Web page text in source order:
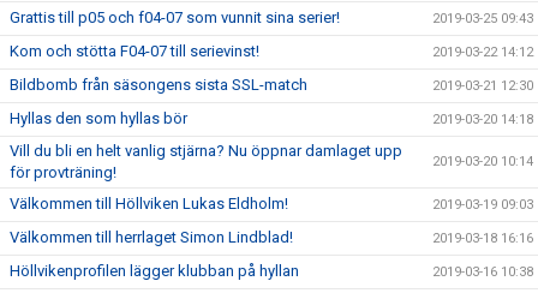
Grattis till p05 och f04-07 som vunnit sina serier! 2019-03-25 09:43
Kom och stötta F04-07 till serievinst! 2019-03-22 14:12
Bildbomb från säsongens sista SSL-match 2019-03-21 12:30
Hyllas den som hyllas bör 2019-03-20 14:18
Vill du bli en helt vanlig stjärna? Nu öppnar damlaget upp
för provträning!
2019-03-20 10:14
Välkommen till Höllviken Lukas Eldholm! 2019-03-19 09:03
Välkommen till herrlaget Simon Lindblad! 2019-03-18 16:16
Höllvikenprofilen lägger klubban på hyllan 2019-03-16 10:38